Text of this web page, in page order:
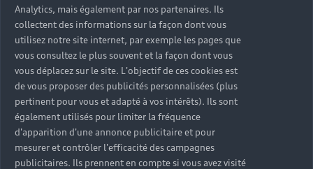
Analytics, mais également par nos partenaires. Ils
collectent des informations sur la façon dont vous
utilisez notre site internet, par exemple les pages que
vous consultez le plus souvent et la façon dont vous
vous déplacez sur le site. L'objectif de ces cookies est
de vous proposer des publicités personnalisées (plus
pertinent pour vous et adapté à vos intérêts). Ils sont
également utilisés pour limiter la fréquence
d'apparition d'une annonce publicitaire et pour
mesurer et contrôler l'efficacité des campagnes
publicitaires. Ils prennent en compte si vous avez visité